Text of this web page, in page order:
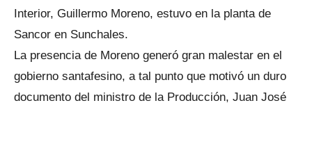
Interior, Guillermo Moreno, estuvo en la planta de
Sancor en Sunchales.
La presencia de Moreno generó gran malestar en el
gobierno santafesino, a tal punto que motivó un duro
documento del ministro de la Producción, Juan José